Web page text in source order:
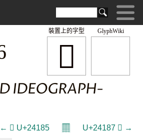
GlyphWiki
𤆆
裝置上的字型
IDEOGRAPH-
← 𤆅 U+24185 𝄜 U+24187 𤆇 →